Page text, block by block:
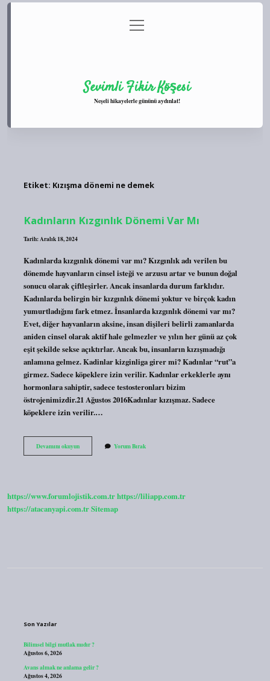
Gizlilik Politikası
menüyü
aç
Sevimli Fikir Köşesi
Neşeli hikayelerle gününü aydınlat!
Etiket: Kızışma dönemi ne demek
Kadınların Kızgınlık Dönemi Var Mı
Tarih: Aralık 18, 2024
Kadınlarda kızgınlık dönemi var mı? Kızgınlık adı verilen bu
dönemde hayvanların cinsel isteği ve arzusu artar ve bunun doğal
sonucu olarak çiftleşirler. Ancak insanlarda durum farklıdır.
Kadınlarda belirgin bir kızgınlık dönemi yoktur ve birçok kadın
yumurtladığını fark etmez. İnsanlarda kızgınlık dönemi var mı?
Evet, diğer hayvanların aksine, insan dişileri belirli zamanlarda
aniden cinsel olarak aktif hale gelmezler ve yılın her günü az çok
eşit şekilde sekse açıktırlar. Ancak bu, insanların kızışmadığı
anlamına gelmez. Kadinlar kizginliga girer mi? Kadınlar “rut”a
girmez. Sadece köpeklere izin verilir. Kadınlar erkeklerle aynı
hormonlara sahiptir, sadece testosteronları bizim
östrojenimizdir.21 Ağustos 2016Kadınlar kızışmaz. Sadece
köpeklere izin verilir.…
Devamını okuyunKadınların
Kızgınlık
Yorum Bırak
https://www.forumlojistik.com.trhttps://liliapp.com.tr
https://atacanyapi.com.trSitemap
Son Yazılar
Bilimsel bilgi mutlak mıdır ?
Ağustos 6, 2026
Avans almak ne anlama gelir ?
Ağustos 4, 2026